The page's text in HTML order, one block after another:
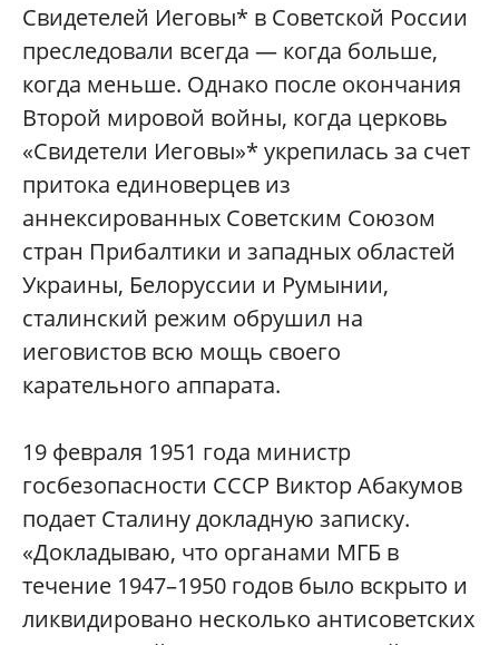
Свидетелей Иеговы* в Советской России
преследовали всегда — когда больше,
когда меньше. Однако после окончания
Второй мировой войны, когда церковь
«Свидетели Иеговы»* укрепилась за счет
притока единоверцев из
аннексированных Советским Союзом
стран Прибалтики и западных областей
Украины, Белоруссии и Румынии,
сталинский режим обрушил на
иеговистов всю мощь своего
карательного аппарата.
19 февраля 1951 года министр
госбезопасности СССР Виктор Абакумов
подает Сталину докладную записку.
«Докладываю, что органами МГБ в
течение 1947–1950 годов было вскрыто и
ликвидировано несколько антисоветских